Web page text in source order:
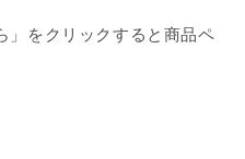
」をクリックすると商品ペ